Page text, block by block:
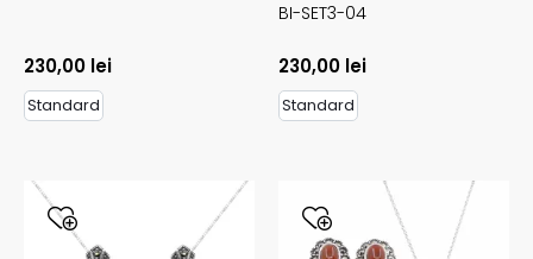
230,00 lei
Standard
BI-SET3-04
230,00 lei
Standard